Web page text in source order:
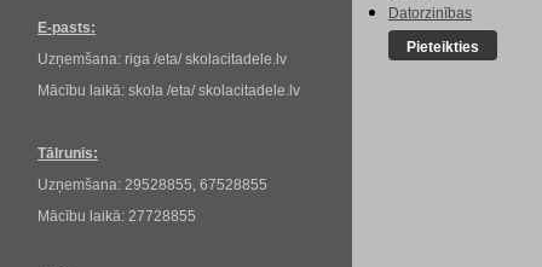
E-pasts:
Uzņemšana: riga /eta/ skolacitadele.lv
Mācību laikā: skola /eta/ skolacitadele.lv
Tālrunis:
Uzņemšana: 29528855, 67528855
Mācību laikā: 27728855
Datorzinības
Pieteikties